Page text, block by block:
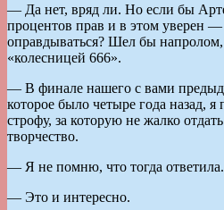
— Да нет, вряд ли. Но если бы
процентов прав и в этом уверен —
оправдываться? Шел бы напролом,
«колесницей 666».
— В финале нашего с вами
которое было четыре года назад, я
строфу, за которую не жалко
творчество.
— Я не помню, что тогда ответила.
— Это и интересно.